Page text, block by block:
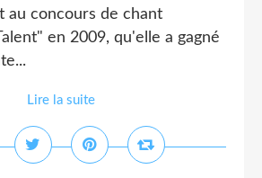
au concours de chant
en 2009, qu'elle a gagné
Lire la suite